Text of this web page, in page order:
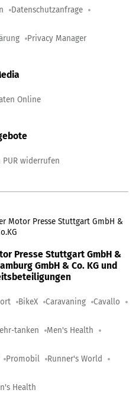
Datenschutzanfrage
Privacy Manager
Online
widerrufen
Motor Presse Stuttgart GmbH &
Presse Stuttgart GmbH &
GmbH & Co. KG und
BikeX Caravaning Cavallo
tanken Men's Health
Promobil Runner's World
Health